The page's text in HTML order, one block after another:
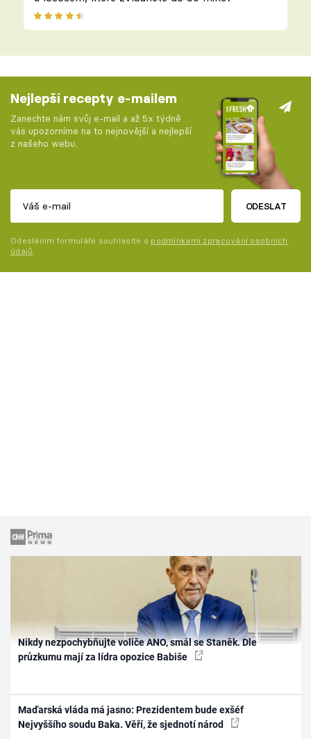
Nejlepší recepty e-mailem
Zanechte nám svůj e-mail a až 5x týdně
vás upozorníme na to nejnovější a nejlepší
z našeho webu.
ODESLAT
Odesláním formuláře souhlasíte s podmínkami zpracování osobních
údajů
Nikdy nezpochybňujte voliče ANO, smál se Staněk. Dle
průzkumu mají za lídra opozice Babiše
Maďarská vláda má jasno: Prezidentem bude exšéf
Nejvyššího soudu Baka. Věří, že sjednotí národ